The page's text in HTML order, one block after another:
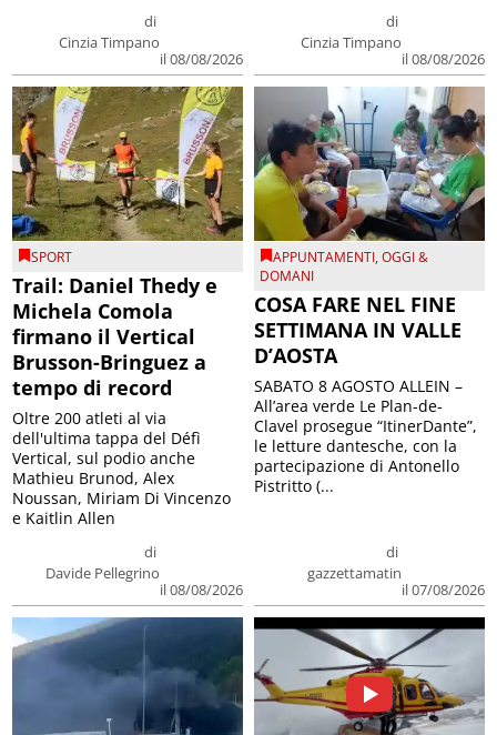
di
Cinzia Timpano
il 08/08/2026
di
Cinzia Timpano
il 08/08/2026
SPORT
Trail: Daniel Thedy e
Michela Comola
firmano il Vertical
Brusson-Bringuez a
tempo di record
di
Davide Pellegrino
il 08/08/2026
Oltre 200 atleti al via
dell'ultima tappa del Défì
Vertical, sul podio anche
Mathieu Brunod, Alex
Noussan, Miriam Di Vincenzo
e Kaitlin Allen
APPUNTAMENTI,OGGI &
DOMANI
COSA FARE NEL FINE
SETTIMANA IN VALLE
D’AOSTA
di
gazzettamatin
il 07/08/2026
SABATO 8 AGOSTO ALLEIN –
All’area verde Le Plan-de-
Clavel prosegue “ItinerDante”,
le letture dantesche, con la
partecipazione di Antonello
Pistritto (...